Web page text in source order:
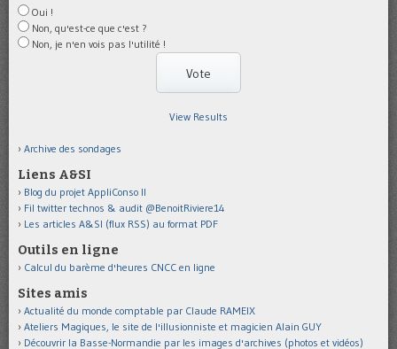
Oui !
Non, qu'est-ce que c'est ?
Non, je n'en vois pas l'utilité !
View Results
Archive des sondages
Liens A&SI
Blog du projet AppliConso II
Fil twitter technos & audit @BenoitRiviere14
Les articles A&SI (flux RSS) au format PDF
Outils en ligne
Calcul du barème d'heures CNCC en ligne
Sites amis
Actualité du monde comptable par Claude RAMEIX
Ateliers Magiques, le site de l'illusionniste et magicien Alain GUY
Découvrir la Basse-Normandie par les images d'archives (photos et vidéos)